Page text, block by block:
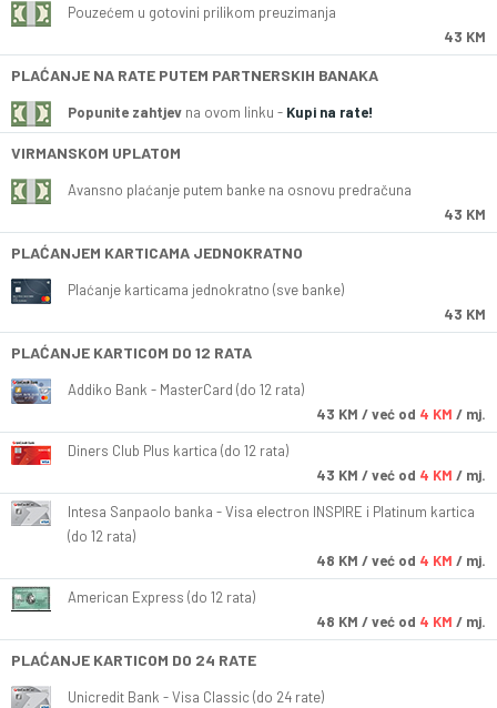
Pouzećem u gotovini prilikom preuzimanja
43 KM
PLAĆANJE NA RATE PUTEM PARTNERSKIH BANAKA
Popunite zahtjev na ovom linku - Kupi na rate!
VIRMANSKOM UPLATOM
Avansno plaćanje putem banke na osnovu predračuna
43 KM
PLAĆANJEM KARTICAMA JEDNOKRATNO
Plaćanje karticama jednokratno (sve banke)
43 KM
PLAĆANJE KARTICOM DO 12 RATA
Addiko Bank - MasterCard (do 12 rata)
43 KM / već od 4 KM / mj.
Diners Club Plus kartica (do 12 rata)
43 KM / već od 4 KM / mj.
Intesa Sanpaolo banka - Visa electron INSPIRE i Platinum kartica
(do 12 rata)
48 KM / već od 4 KM / mj.
American Express (do 12 rata)
48 KM / već od 4 KM / mj.
PLAĆANJE KARTICOM DO 24 RATE
Unicredit Bank - Visa Classic (do 24 rate)